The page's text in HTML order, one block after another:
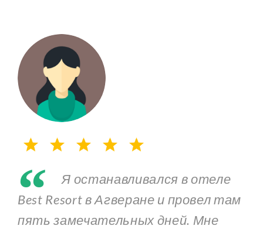
“
Я останавливался в отеле
Best Resort в Агверане и провел там
пять замечательных дней. Мне